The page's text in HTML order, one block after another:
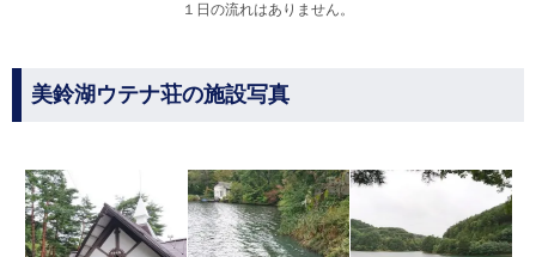
１日の流れはありません。
美鈴湖ウテナ荘の施設写真